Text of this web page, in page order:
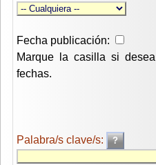
Fecha publicación:
Marque la casilla si
fechas.
Palabra/s clave/s: